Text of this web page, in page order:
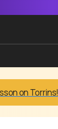
on Torrins!